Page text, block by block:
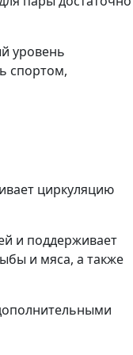
уровень
спортом,
циркуляцию
и поддерживает
и мяса, а также